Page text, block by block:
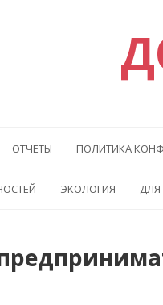
ОТЧЕТЫ ПОЛИТИКА
ЭКОЛОГИЯ ДЛЯ